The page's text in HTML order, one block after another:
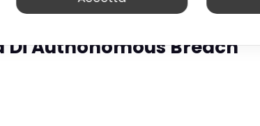
Di Authonomous Breach